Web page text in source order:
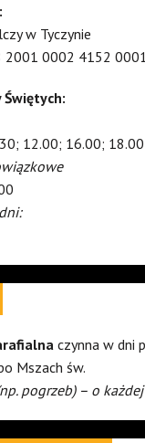
w Tyczynie
2001 0002 4152
Świętych:
12.00; 16.00; 18.00
czynna w dni
Mszach św.
pogrzeb) – o